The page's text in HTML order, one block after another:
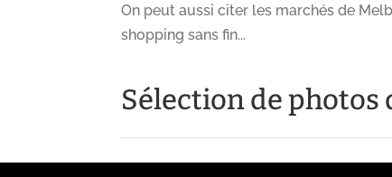
On peut aussi citer les marchés de
shopping sans fin...
Sélection de photos